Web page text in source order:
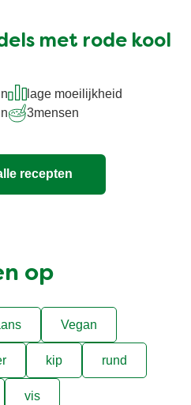
voor met rode kool
lage moeilijkheid
3mensen
recepten
op
Vegan
kip rund
vis